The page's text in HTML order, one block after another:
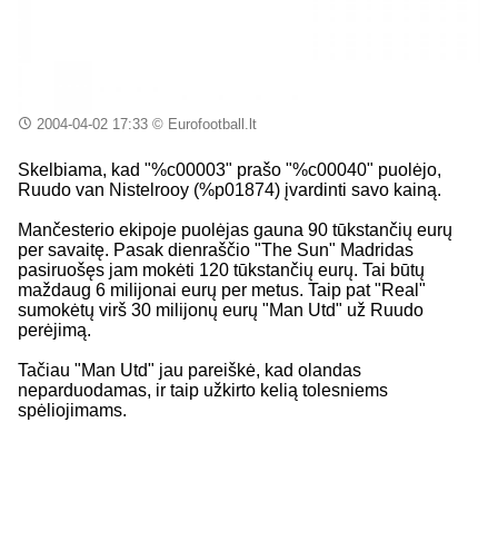
2004-04-02 17:33© Eurofootball.lt
Skelbiama, kad "%c00003" prašo "%c00040" puolėjo,
Ruudo van Nistelrooy (%p01874) įvardinti savo kainą.
Mančesterio ekipoje puolėjas gauna 90 tūkstančių eurų
per savaitę. Pasak dienraščio "The Sun" Madridas
pasiruošęs jam mokėti 120 tūkstančių eurų. Tai būtų
maždaug 6 milijonai eurų per metus. Taip pat "Real"
sumokėtų virš 30 milijonų eurų "Man Utd" už Ruudo
perėjimą.
Tačiau "Man Utd" jau pareiškė, kad olandas
neparduodamas, ir taip užkirto kelią tolesniems
spėliojimams.